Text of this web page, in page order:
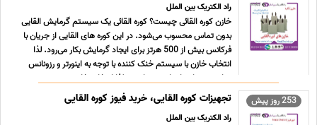
راد الکتریک بین الملل
خازن کوره القائی چیست؟ کوره القائی یک سیستم گرمایش القایی
بدون تماس محسوب می‌شود. در این کوره های القایی از جریان با
فرکانس بیش از 500 هرتز برای ایجاد گرمایش بکار می‌رود. لذا
انتخاب خازن با سیستم خنک کننده با توجه به اینورتر و رزونانس
موازی، بسیار حایز اهمیت است. لذا انتخاب خازن ... ...
253 روز پیش تجهیزات کوره القایی، خرید فیوز کوره القایی
راد الکتریک بین الملل